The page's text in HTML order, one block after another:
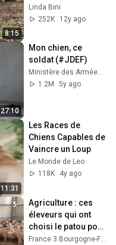
8:15
Linda Bini
252K
12y ago
27:10
Mon chien, ce
soldat (#JDEF)
Ministère des Armées et des Anciens combattants
1.2M
5y ago
11:31
Les Races de
Chiens Capables de
Vaincre un Loup
Le Monde de Leo
118K
4y ago
Agriculture : ces
éleveurs qui ont
choisi le patou pour
protéger leur
France 3 Bourgogne-Franche-Comté